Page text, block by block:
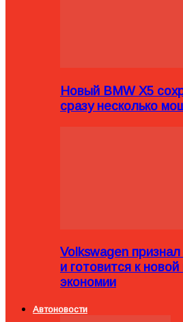
Новый BMW X5
сразу несколько
Volkswagen
и готовится к
экономии
Автоновости